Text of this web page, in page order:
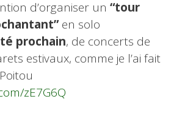
d’organiser un “tour
en solo
prochain, de concerts de
estivaux, comme je l’ai fait
zE7G6Q